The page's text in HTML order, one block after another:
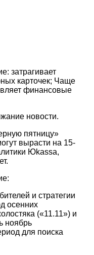
затрагивает
карточек; Чаще
финансовые
новости.
пятницу»
вырасти на 15-
Юkassa,
и стратегии
осенних
(«11.11») и
ноябрь
для поиска